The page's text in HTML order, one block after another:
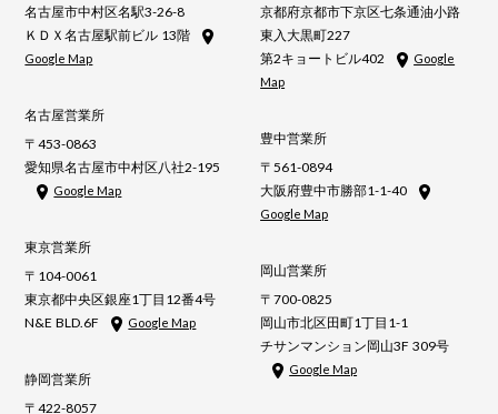
名古屋市中村区名駅3-26-8
ＫＤＸ名古屋駅前ビル 13階
Google Map
名古屋営業所
〒453-0863
愛知県名古屋市中村区八社2-195
Google Map
東京営業所
〒104-0061
東京都中央区銀座1丁目12番4号
N&E BLD.6F
Google Map
静岡営業所
〒422-8057
京都府京都市下京区七条通油小路
東入大黒町227
第2キョートビル402
Google
Map
豊中営業所
〒561-0894
大阪府豊中市勝部1-1-40
Google Map
岡山営業所
〒700-0825
岡山市北区田町1丁目1-1
チサンマンション岡山3F 309号
Google Map